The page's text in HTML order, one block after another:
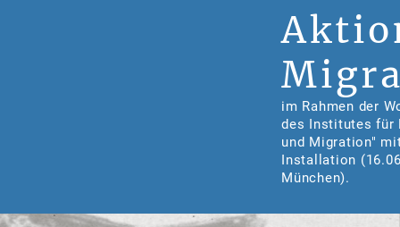
im Rahmen der
des Institutes für
und Migration"
Installation
München).